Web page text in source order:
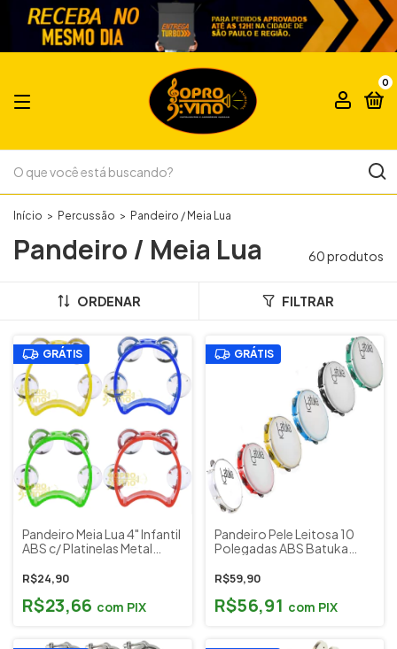
0
Início > Percussão > Pandeiro / Meia Lua
Pandeiro / Meia Lua 60 produtos
ORDENAR FILTRAR
GRÁTIS
Pandeiro Meia Lua 4" Infantil
ABS c/ Platinelas Metal
5582 (Cores)
R$24,90
R$23,66 com PIX
GRÁTIS
Pandeiro Pele Leitosa 10
Polegadas ABS Batuka
Cor)
R$59,90
R$56,91 com PIX